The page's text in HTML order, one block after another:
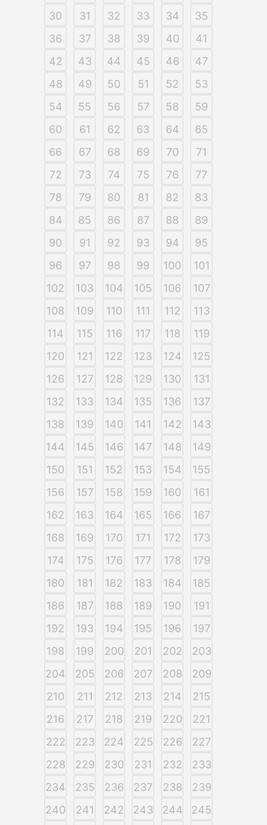
30
31 32 33 34
35
36
37 38 39 40
41
42
43 44 45 46
47
48
49 50 51 52
53
54
55 56 57 58
59
60
61 62 63 64
65
66
67 68 69 70
71
72
73 74 75 76
77
78
79 80 81 82
83
84
85 86 87 88
89
90
91 92 93 94
95
96
97 98 99 100
101
102
103 104 105 106
107
108
109 110 111 112
113
114
115 116 117 118
119
120
121 122 123 124
125
126
127 128 129 130
131
132
133 134 135 136
137
138
139 140 141 142
143
144
145 146 147 148
149
150
151 152 153 154
155
156
157 158 159 160
161
162
163 164 165 166
167
168
169 170 171 172
173
174
175 176 177 178
179
180
181 182 183 184
185
186
187 188 189 190
191
192
193 194 195 196
197
198
199 200 201 202
203
204
205 206 207 208
209
210
211 212 213 214
215
216
217 218 219 220
221
222
223 224 225 226
227
228
229 230 231 232
233
234
235 236 237 238
239
240
241 242 243 244
245